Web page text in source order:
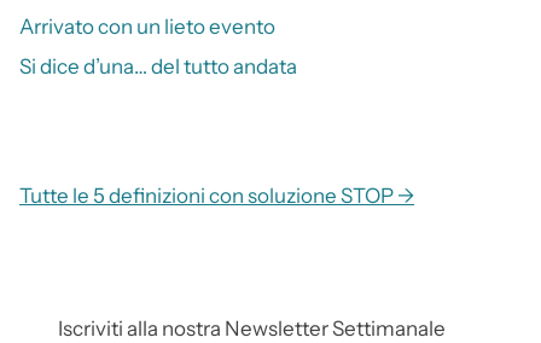
Arrivato con un lieto evento
Si dice d’una… del tutto andata
Tutte le 5 definizioni con soluzione STOP →
Iscriviti alla nostra Newsletter Settimanale